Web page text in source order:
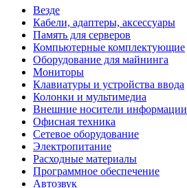
Везде
Кабели, адаптеры, аксессуары
Память для серверов
Компьютерные комплектующие
Оборудование для майнинга
Мониторы
Клавиатуры и устройства ввода
Колонки и мультимедиа
Внешние носители информации
Офисная техника
Сетевое оборудование
Электропитание
Расходные материалы
Программное обеспечение
Автозвук